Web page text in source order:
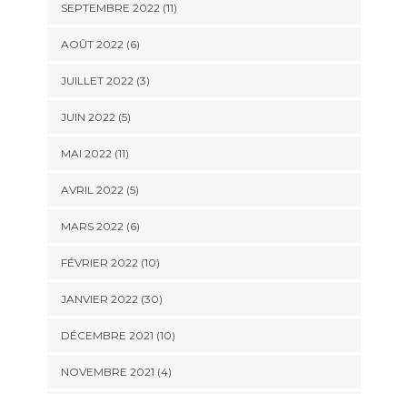
SEPTEMBRE 2022 (11)
AOÛT 2022 (6)
JUILLET 2022 (3)
JUIN 2022 (5)
MAI 2022 (11)
AVRIL 2022 (5)
MARS 2022 (6)
FÉVRIER 2022 (10)
JANVIER 2022 (30)
DÉCEMBRE 2021 (10)
NOVEMBRE 2021 (4)